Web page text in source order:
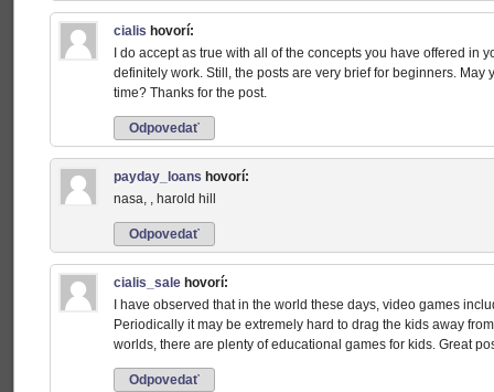
cialis hovorí:
I do accept as true with all of the concepts you have offered in
definitely work. Still, the posts are very brief for beginners. May
time? Thanks for the post.
Odpovedať
payday_loans hovorí:
nasa, , harold hill
Odpovedať
cialis_sale hovorí:
I have observed that in the world these days, video games
Periodically it may be extremely hard to drag the kids away
worlds, there are plenty of educational games for kids. Great
Odpovedať